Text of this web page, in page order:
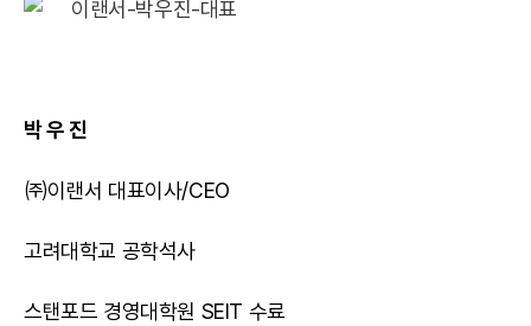
박 우 진
㈜이랜서 대표이사/CEO
고려대학교 공학석사
스탠포드 경영대학원 SEIT 수료